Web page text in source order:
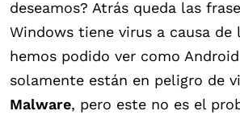
deseamos? Atrás queda las
Windows tiene virus a causa de
hemos podido ver como
solamente están en peligro de
Malware, pero este no es el